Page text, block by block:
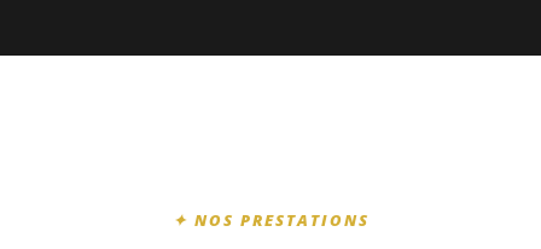
✦ NOS PRESTATIONS